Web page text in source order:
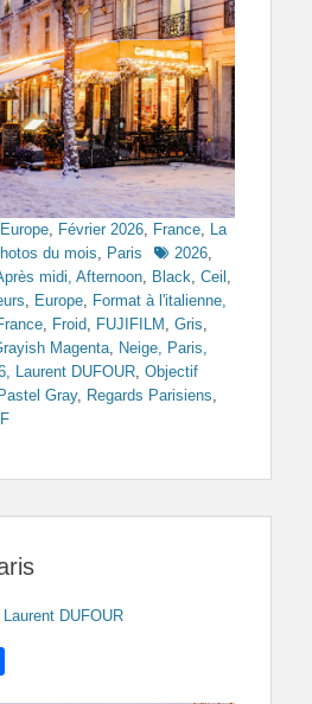
Europe, Février 2026, France, La
du mois, Paris Tags2026,
midi, Afternoon, Black, Ceil ,
, Europe, Format à l'italienne,
, Froid, FUJIFILM , Gris,
Magenta, Neige, Paris,
Laurent DUFOUR, Objectif
Pastel Gray, Regards Parisiens,
Laurent DUFOUR